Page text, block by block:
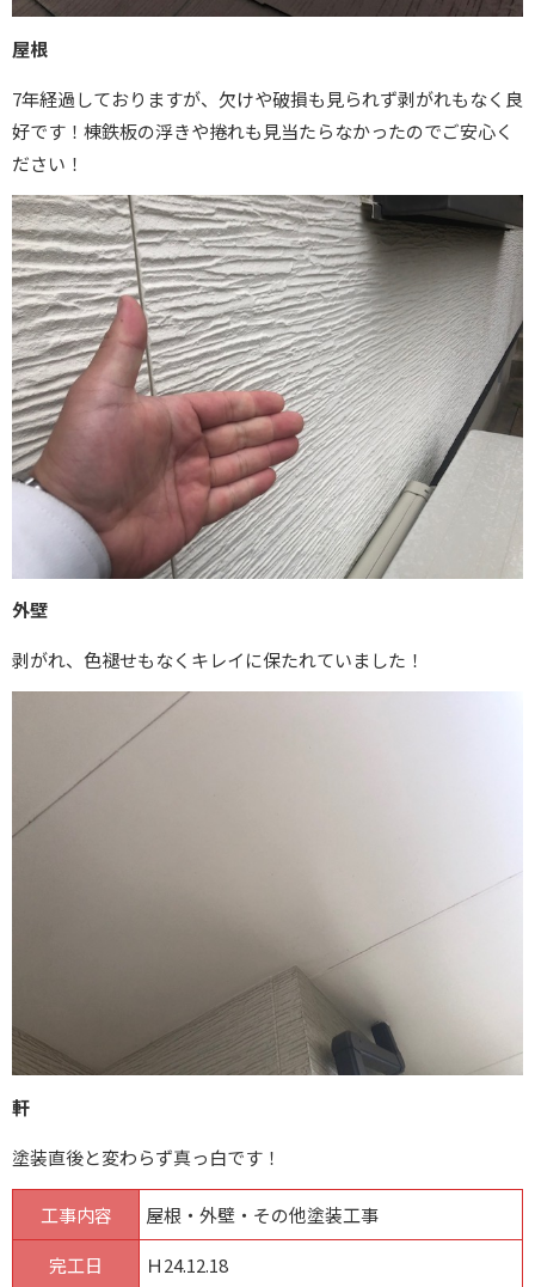
屋根
7年経過しておりますが、欠けや破損も見られず剥がれもなく良
好です！ 棟鉄板の浮きや捲れも見当たらなかったのでご安心く
ださい！
外壁
剥がれ、色褪せもなくキレイに保たれていました！
軒
塗装直後と変わらず真っ白です！
工事内容
屋根・外壁・その他塗装工事
完工日
Ｈ24.12.18